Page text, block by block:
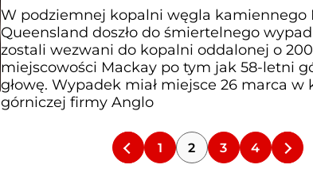
W podziemnej kopalni węgla kamiennego
Queensland doszło do śmiertelnego
zostali wezwani do kopalni oddalonej o
miejscowości Mackay po tym jak 58-letni
głowę. Wypadek miał miejsce 26 marca
górniczej firmy Anglo
1 2 3 4